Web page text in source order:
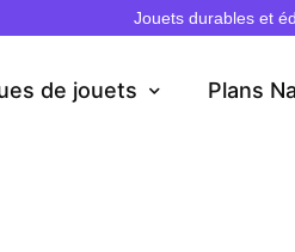
Jouets durables et
de jouets Plans